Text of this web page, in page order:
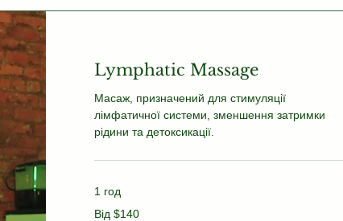
Lymphatic Massage
Масаж, призначений для стимуляції
лімфатичної системи, зменшення затримки
рідини та детоксикації.
1 год
140
Від $140